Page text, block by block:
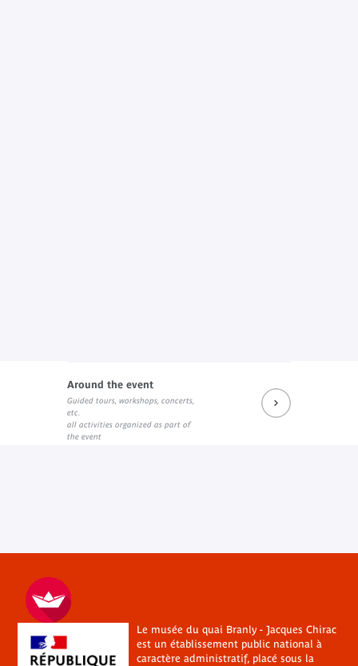
Around the event
Guided tours, workshops, concerts,
etc.
all activities organized as part of
the event
Le musée du quai Branly - Jacques Chirac
est un établissement public national à
caractère administratif, placé sous la